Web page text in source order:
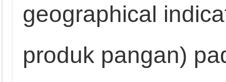
geographical
produk pangan)